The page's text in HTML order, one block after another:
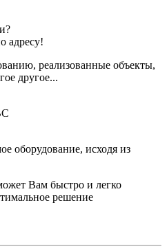
адресу!
реализованные объекты,
другое...
оборудование, исходя из
Вам быстро и легко
решение